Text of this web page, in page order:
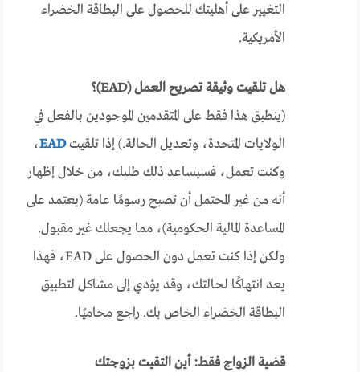
التغيير على أهليتك للحصول على البطاقة الخضراء
الأمريكية.
هل تلقيت وثيقة تصريح العمل (EAD)؟
(ينطبق هذا فقط على المتقدمين الموجودين بالفعل في
الولايات المتحدة، وتعديل الحالة.) إذا تلقيتEAD،
وكنت تعمل، فسيساعد ذلك طلبك، من خلال إظهار
أنه من غير المحتمل أن تصبح رسومًا عامة (يعتمد على
المساعدة المالية الحكومية)، مما يجعلك غير مقبول.
ولكن إذا كنت تعمل دون الحصول على EAD، فهذا
يعد انتهاكًا لحالتك، وقد يؤدي إلى مشاكل لتطبيق
البطاقة الخضراء الخاص بك. راجع محاميًا.
قضية الزواج فقط: أين التقيت بزوجتك